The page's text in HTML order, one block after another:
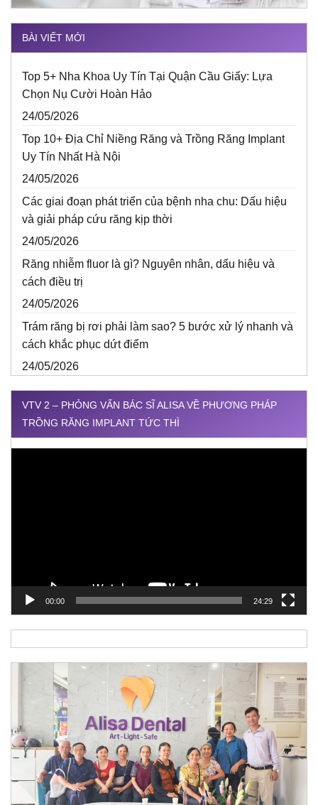
BÀI VIẾT MỚI
Top 5+ Nha Khoa Uy Tín Tại Quận Cầu Giấy: Lựa
Chọn Nụ Cười Hoàn Hảo
24/05/2026
Top 10+ Địa Chỉ Niềng Răng và Trồng Răng Implant
Uy Tín Nhất Hà Nội
24/05/2026
Các giai đoạn phát triển của bệnh nha chu: Dấu hiệu
và giải pháp cứu răng kịp thời
24/05/2026
Răng nhiễm fluor là gì? Nguyên nhân, dấu hiệu và
cách điều trị
24/05/2026
Trám răng bị rơi phải làm sao? 5 bước xử lý nhanh và
cách khắc phục dứt điểm
24/05/2026
VTV 2 – PHỎNG VẤN BÁC SĨ ALISA VỀ PHƯƠNG PHÁP
TRỒNG RĂNG IMPLANT TỨC THÌ
00:00 24:29